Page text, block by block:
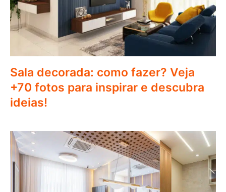
Sala decorada: como fazer? Veja
+70 fotos para inspirar e descubra
ideias!